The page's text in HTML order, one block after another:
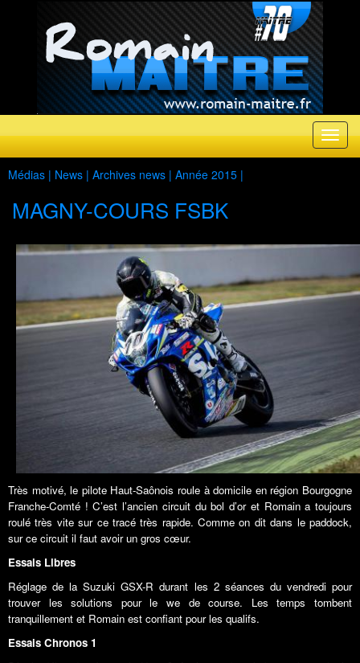
Médias | News | Archives news | Année 2015 |
MAGNY-COURS FSBK
Très motivé, le pilote Haut-Saônois roule à domicile en région Bourgogne
Franche-Comté ! C’est l’ancien circuit du bol d’or et Romain a toujours
roulé très vite sur ce tracé très rapide. Comme on dit dans le paddock,
sur ce circuit il faut avoir un gros cœur.
Essais Libres
Réglage de la Suzuki GSX-R durant les 2 séances du vendredi pour
trouver les solutions pour le we de course. Les temps tombent
tranquillement et Romain est confiant pour les qualifs.
Essais Chronos 1